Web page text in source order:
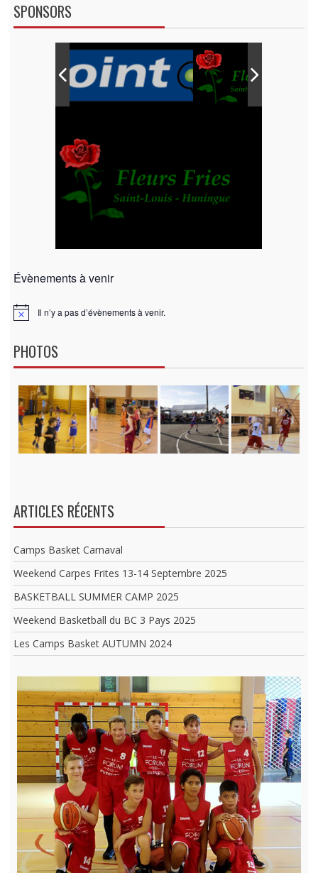
SPONSORS
Évènements à venir
N
Il n’y a pas d’évènements à venir.
PHOTOS
ARTICLES RÉCENTS
Camps Basket Carnaval
Weekend Carpes Frites 13-14 Septembre 2025
BASKETBALL SUMMER CAMP 2025
Weekend Basketball du BC 3 Pays 2025
Les Camps Basket AUTUMN 2024